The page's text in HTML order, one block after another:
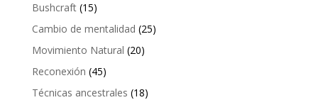
Bushcraft(15)
Cambio de mentalidad (25)
Movimiento Natural (20)
Reconexión (45)
Técnicas ancestrales (18)